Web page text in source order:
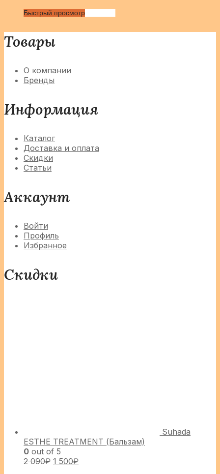
Быстрый просмотр
Товары
О компании
Бренды
Информация
Каталог
Доставка и оплата
Скидки
Статьи
Аккаунт
Войти
Профиль
Избранное
Скидки
Suhada
ESTHE TREATMENT (Бальзам)
0 out of 5
2 090₽ 1 500₽